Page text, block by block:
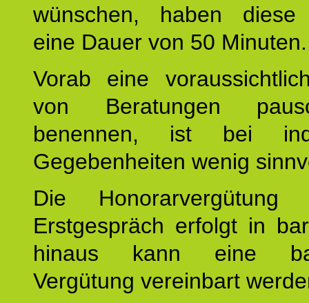
wünschen, haben diese
eine Dauer von 50 Minuten.
Vorab eine
von Beratungen
benennen, ist bei
Gegebenheiten wenig
Die
Erstgespräch erfolgt in
hinaus kann eine
Vergütung vereinbart